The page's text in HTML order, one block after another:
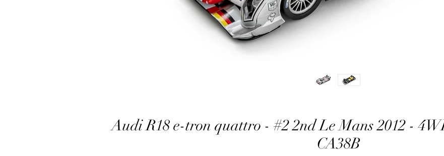
Audi R18 e-tron quattro - #2 2nd Le Mans 2012 -
CA38B